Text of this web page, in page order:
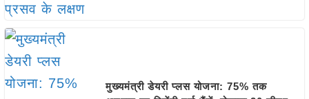
मुख्यमंत्री डेयरी प्लस योजना: 75% तक